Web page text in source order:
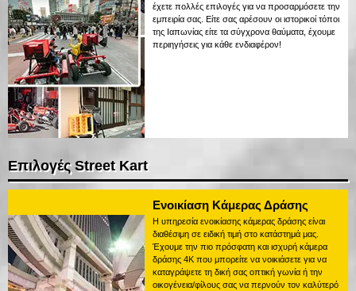
έχετε πολλές επιλογές για να προσαρμόσετε την
εμπειρία σας. Είτε σας αρέσουν οι ιστορικοί τόποι
της Ιαπωνίας είτε τα σύγχρονα θαύματα, έχουμε
περιηγήσεις για κάθε ενδιαφέρον!
Επιλογές Street Kart
Ενοικίαση Κάμερας Δράσης
Η υπηρεσία ενοικίασης κάμερας δράσης είναι
διαθέσιμη σε ειδική τιμή στο κατάστημά μας.
Έχουμε την πιο πρόσφατη και ισχυρή κάμερα
δράσης 4K που μπορείτε να νοικιάσετε για να
καταγράψετε τη δική σας οπτική γωνία ή την
οικογένεια/φίλους σας να περνούν τον καλύτερό